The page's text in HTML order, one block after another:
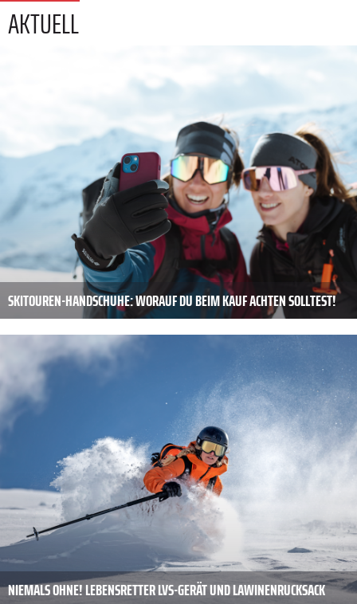
AKTUELL
SKITOUREN-HANDSCHUHE: WORAUF DU BEIM KAUF ACHTEN SOLLTEST!
NIEMALS OHNE! LEBENSRETTER LVS-GERÄT UND LAWINENRUCKSACK